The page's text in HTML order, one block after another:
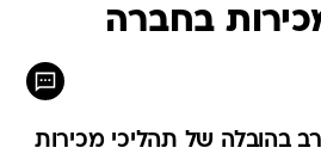
בחברה
רב בהובלה של תהליכי מכירות